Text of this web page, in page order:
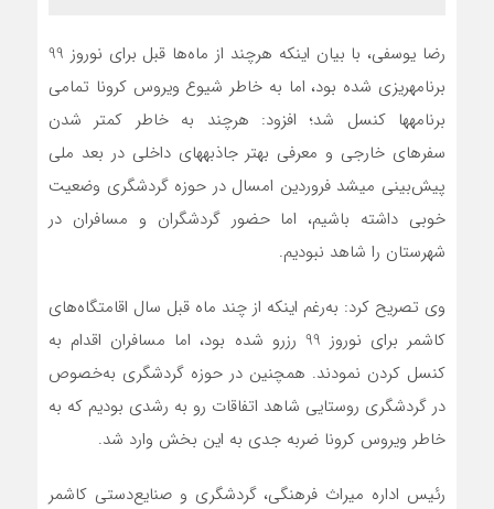
رضا یوسفی، با بیان اینکه هرچند از ماه‌ها قبل برای نوروز 99
برنامه‎ریزی شده بود، اما به خاطر شیوع ویروس کرونا تمامی
برنامه‎ها کنسل شد؛ افزود: هرچند به خاطر کمتر شدن
سفرهای خارجی و معرفی بهتر جاذبه‎های داخلی در بعد ملی
پیش‌بینی می‎شد فروردین امسال در حوزه گردشگری وضعیت
خوبی داشته باشیم، اما حضور گردشگران و مسافران در
شهرستان را شاهد نبودیم.
وی تصریح کرد: به‌رغم این‏که از چند ماه قبل سال اقامتگاه‌های
کاشمر برای نوروز 99 رزرو شده بود، اما مسافران اقدام به
کنسل کردن نمودند. همچنین در حوزه گردشگری به‌خصوص
در گردشگری روستایی شاهد اتفاقات رو به رشدی بودیم که به
خاطر ویروس کرونا ضربه جدی به این بخش وارد شد.
رئیس اداره میراث فرهنگی، گردشگری و صنایع‌دستی کاشمر